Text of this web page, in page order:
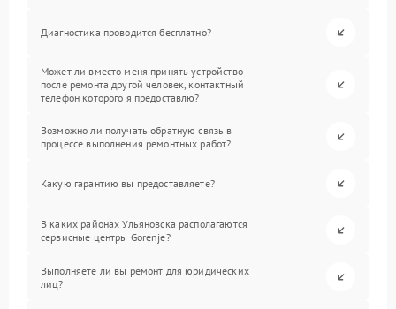
Диагностика проводится бесплатно?
Может ли вместо меня принять устройство
после ремонта другой человек, контактный
телефон которого я предоставлю?
Возможно ли получать обратную связь в
процессе выполнения ремонтных работ?
Какую гарантию вы предоставляете?
В каких районах Ульяновска располагаются
сервисные центры Gorenje?
Выполняете ли вы ремонт для юридических
лиц?